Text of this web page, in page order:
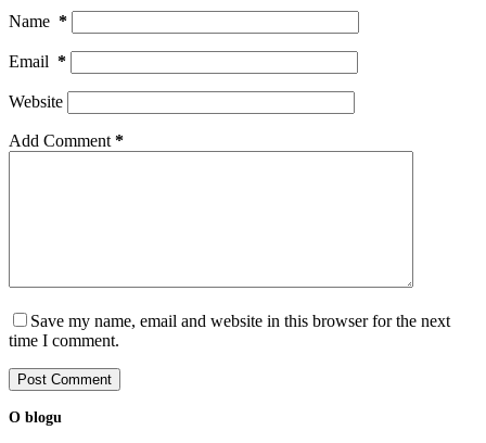
Name *
Email *
Website
Add Comment *
Save my name, email and website in this browser for the next
time I comment.
Post Comment
O blogu